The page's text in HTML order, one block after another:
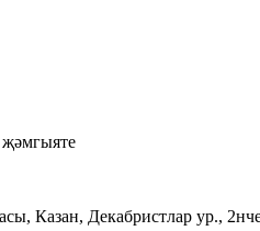
Казан, Декабристлар ур.,